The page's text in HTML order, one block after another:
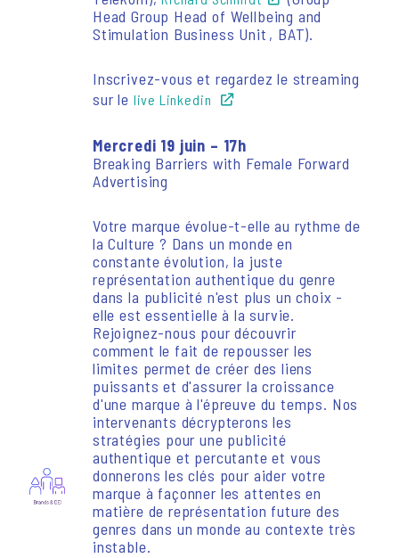
Head Group Head of Wellbeing and
Stimulation Business Unit , BAT).
Inscrivez-vous et regardez le streaming
sur le live Linkedin
Mercredi 19 juin – 17h
Breaking Barriers with Female Forward
Advertising
Votre marque évolue-t-elle au rythme de
la Culture ? Dans un monde en
constante évolution, la juste
représentation authentique du genre
dans la publicité n'est plus un choix -
elle est essentielle à la survie.
Rejoignez-nous pour découvrir
comment le fait de repousser les
limites permet de créer des liens
puissants et d'assurer la croissance
d'une marque à l'épreuve du temps. Nos
intervenants décrypterons les
stratégies pour une publicité
authentique et percutante et vous
donnerons les clés pour aider votre
marque à façonner les attentes en
matière de représentation future des
genres dans un monde au contexte très
instable.